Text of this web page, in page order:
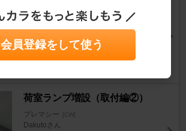
Ｄ化
イシヤマさん
荷室ランプ増設（取付編②）
プレマシー [CW]
Dakutoさん
会員登録をして使う